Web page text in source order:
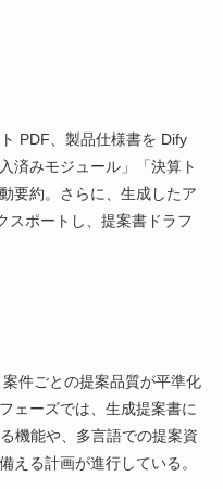
PDF、製品仕様書を Dify
済みモジュール」「決算ト
要約。さらに、生成したア
スポートし、提案書ドラフ
件ごとの提案品質が平準化
ェーズでは、生成提案書に
機能や、多言語での提案資
える計画が進行している。